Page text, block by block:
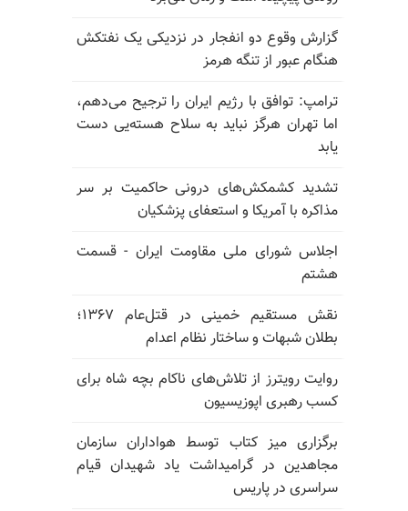
گزارش وقوع دو انفجار در نزدیکی یک نفتکش
هنگام عبور از تنگه هرمز
ترامپ: توافق با رژیم ایران را ترجیح می‌دهم،
اما تهران هرگز نباید به سلاح هسته‌یی دست
یابد
تشدید کشمکش‌های درونی حاکمیت بر سر
مذاکره با آمریکا و استعفای پزشکیان
اجلاس شورای ملی مقاومت ایران - قسمت
هشتم
نقش مستقیم خمینی در قتل‌عام ۱۳۶۷؛
بطلان شبهات و ساختار نظام اعدام
روایت رویترز از تلاش‌های ناکام بچه شاه برای
کسب رهبری اپوزیسیون
برگزاری میز کتاب توسط هواداران سازمان
مجاهدین در گرامیداشت یاد شهیدان قیام
سراسری در پاریس